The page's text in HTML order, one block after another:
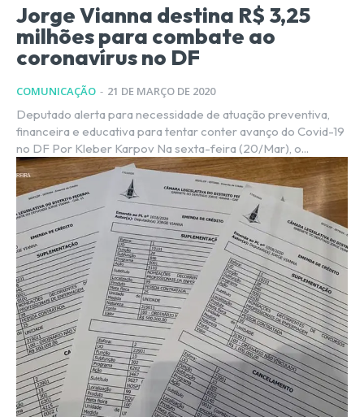
Jorge Vianna destina R$ 3,25
milhões para combate ao
coronavírus no DF
COMUNICAÇÃO - 21 DE MARÇO DE 2020
Deputado alerta para necessidade de atuação preventiva,
financeira e educativa para tentar conter avanço do Covid-19
no DF Por Kleber Karpov Na sexta-feira (20/Mar), o...